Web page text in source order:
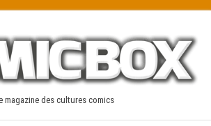
magazine des cultures comics